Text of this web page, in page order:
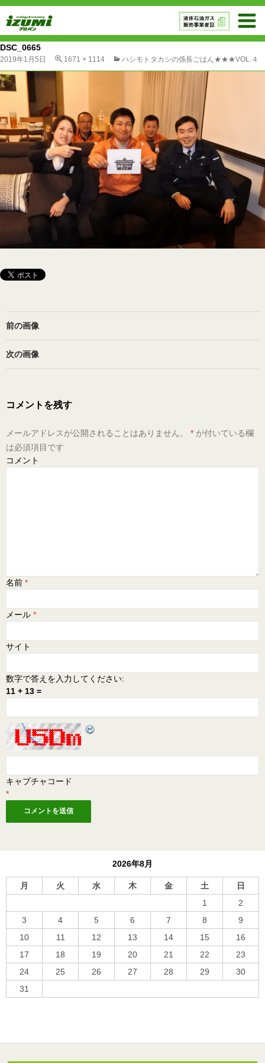
DSC_0665
2019年1月5日 1671 × 1114 ハシモトタカシの係長ごはん★★★VOL.４
前の画像
次の画像
コメントを残す
メールアドレスが公開されることはありません。 * が付いている欄
は必須項目です
コメント
名前 *
メール *
サイト
数字で答えを入力してください:
11 + 13 =
キャプチャコード
*
2026年8月
月 火 水 木 金 土
日
1
2
3
4 5 6 7 8
9
10
11 12 13 14 15
16
17
18 19 20 21 22
23
24
25 26 27 28 29
30
31